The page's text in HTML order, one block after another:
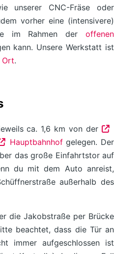
unserer CNC-Fräse oder
vorher eine (intensivere)
im Rahmen der offenen
kann. Unsere Werkstatt ist
Ort.
ca. 1,6 km von der
Hauptbahnhofgelegen. Der
das große Einfahrtstor auf
du mit dem Auto anreist,
außerhalb des
die Jakobstraße per Brücke
beachtet, dass die Tür an
immer aufgeschlossen ist